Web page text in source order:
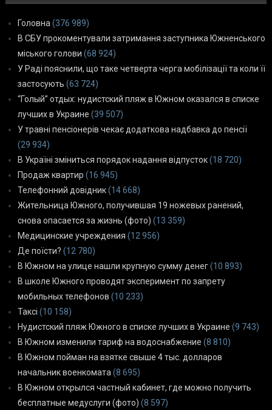
Головна (376 989)
В СБУ прокоментували затримання заступника Южненського
міського голови (68 924)
У Раді пояснили, що таке четверта черга мобілізації та коли її
застосують (63 724)
“Голый” отдых: нудистский пляж в Южном оказался в списке
лучших в Украине (39 507)
У травні пенсіонерів чекає додаткова надбавка до пенсії
(29 934)
В Україні зміниться порядок надання відпусток(18 720)
Продаж квартир (16 945)
Телефонний довідник(14 668)
Жительница Южного, получившая 19 ножевых ранений,
снова опасается за жизнь (фото) (13 359)
Медицинские учреждения (12 956)
Де поїсти? (12 780)
В Южном на улице нашли крупную сумму денег(10 893)
В школе Южного проводят эксперимент по запрету
мобильных телефонов (10 233)
Таксі (10 158)
Нудистский пляж Южного в списке лучших в Украине (9 743)
В Южном изменили тариф на водоснабжение (8 810)
В Южном пойман на взятке свыше 4 тыс. долларов
начальник военкомата (8 695)
В Южном открылся частный кабинет, где можно получить
бесплатные медуслуги (фото) (8 597)